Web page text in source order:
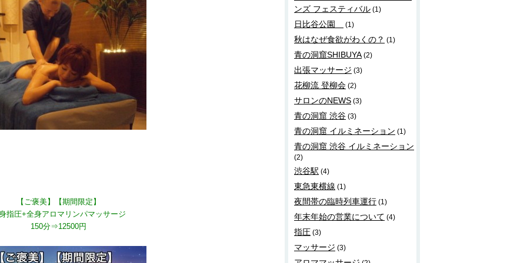
【ご褒美】【期間限定】
指圧+全身アロマリンパマッサージ
150分⇒12500円
ンズ フェスティバル (1)
日比谷公園 (1)
秋はなぜ食欲がわくの？ (1)
青の洞窟SHIBUYA(2)
出張マッサージ (3)
花柳流 登柳会 (2)
サロンのNEWS (3)
青の洞窟 渋谷 (3)
青の洞窟 イルミネーション (1)
青の洞窟 渋谷 イルミネーション
(2)
渋谷駅 (4)
東急東横線 (1)
夜間帯の臨時列車運行 (1)
年末年始の営業について (4)
指圧 (3)
マッサージ (3)